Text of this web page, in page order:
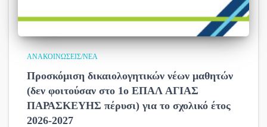
ΑΝΑΚΟΙΝΏΣΕΙΣ/ΝΈΑ
Προσκόμιση δικαιολογητικών νέων μαθητών
(δεν φοιτούσαν στο 1ο ΕΠΑΛ ΑΓΙΑΣ
ΠΑΡΑΣΚΕΥΗΣ πέρυσι) για το σχολικό έτος
2026-2027